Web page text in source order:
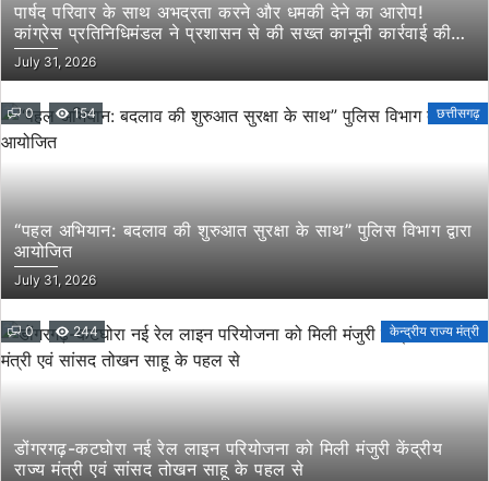
पार्षद परिवार के साथ अभद्रता करने और धमकी देने का आरोप!
कांग्रेस प्रतिनिधिमंडल ने प्रशासन से की सख्त कानूनी कार्रवाई की
मांग
July 31, 2026
0 154 छत्तीसगढ़
“पहल अभियान: बदलाव की शुरुआत सुरक्षा के साथ” पुलिस विभाग द्वारा
आयोजित
July 31, 2026
0 244 केन्द्रीय राज्य मंत्री
डोंगरगढ़-कटघोरा नई रेल लाइन परियोजना को मिली मंजुरी केंद्रीय
राज्य मंत्री एवं सांसद तोखन साहू के पहल से